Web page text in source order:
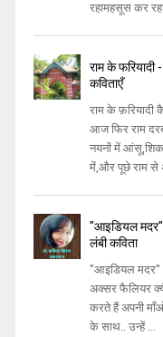
रहामहसूस कर
राम के फरियादी
कविताएँ
राम के फ़रियादी
आज फिर राम
नयनों में
में,और पूछे राम से
"आइडियल मदर"
लंबी कविता
"आइडियल मदर"
अक्सर फैलियर क्यूँ
करते हैं अपनी
के साथ.. उन्हें ...